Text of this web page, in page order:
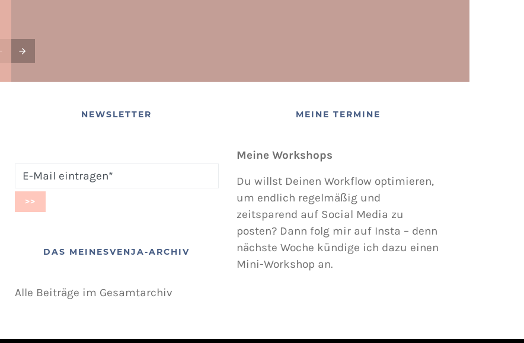
NEWSLETTER
DAS MEINESVENJA-ARCHIV
Alle Beiträge im Gesamtarchiv
MEINE TERMINE
Meine Workshops
Du willst Deinen Workflow optimieren,
um endlich regelmäßig und
zeitsparend auf Social Media zu
posten? Dann folg mir auf Insta – denn
nächste Woche kündige ich dazu einen
Mini-Workshop an.